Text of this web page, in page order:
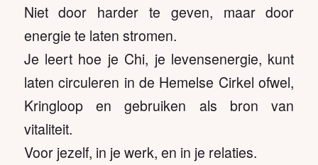
Niet door harder te geven, maar door
energie te laten stromen.
Je leert hoe je Chi, je levensenergie, kunt
laten circuleren in de Hemelse Cirkel ofwel,
Kringloop en gebruiken als bron van
vitaliteit.
Voor jezelf, in je werk, en in je relaties.